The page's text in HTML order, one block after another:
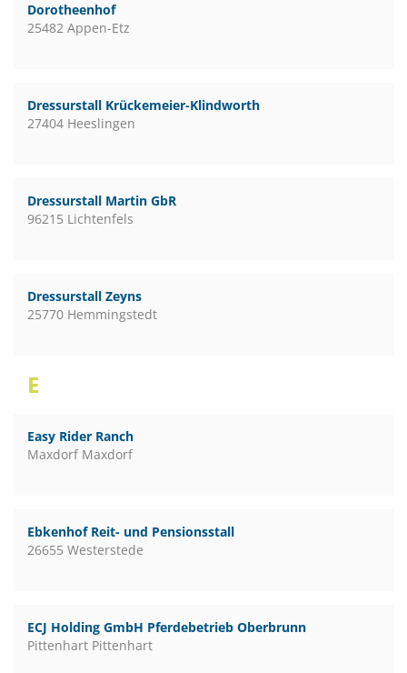
Dorotheenhof
25482 Appen-Etz
Dressurstall Krückemeier-Klindworth
27404 Heeslingen
Dressurstall Martin GbR
96215 Lichtenfels
Dressurstall Zeyns
25770 Hemmingstedt
E
Easy Rider Ranch
Maxdorf Maxdorf
Ebkenhof Reit- und Pensionsstall
26655 Westerstede
ECJ Holding GmbH Pferdebetrieb Oberbrunn
Pittenhart Pittenhart